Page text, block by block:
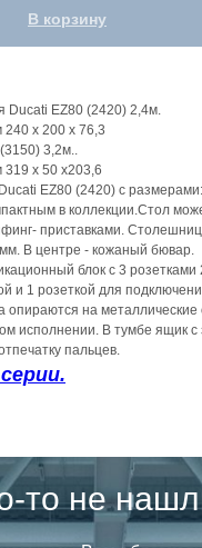
В корзину
Ducati EZ80 (2420) 2,4м.
х 200 х 76,3
3,2м..
х 50 х203,6
EZ80 (2420) с
в коллекции.Стол
приставками.
В центре - кожаный бювар.
блок с 3 розетками
и 1 розеткой для
опираются на
исполнении. В тумбе ящик с
пальцев.
то не